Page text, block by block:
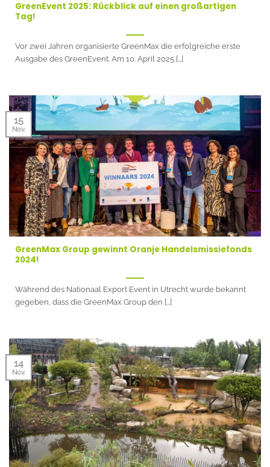
GreenEvent 2025: Rückblick auf einen großartigen
Tag!
Vor zwei Jahren organisierte GreenMax die erfolgreiche erste
Ausgabe des GreenEvent. Am 10. April 2025 [...]
GreenMax Group gewinnt Oranje Handelsmissiefonds
2024!
Während des Nationaal Export Event in Utrecht wurde bekannt
gegeben, dass die GreenMax Group den [...]
15
Nov.
14
Nov.